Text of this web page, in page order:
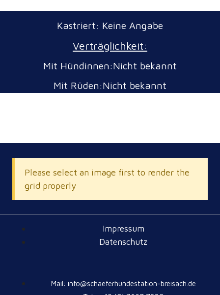
Kastriert: Keine Angabe
Verträglichkeit:
Mit Hündinnen:Nicht bekannt
Mit Rüden:Nicht bekannt
Please select an image first to render the
grid properly
Impressum
Datenschutz
Mail: info@schaeferhundestation-breisach.de